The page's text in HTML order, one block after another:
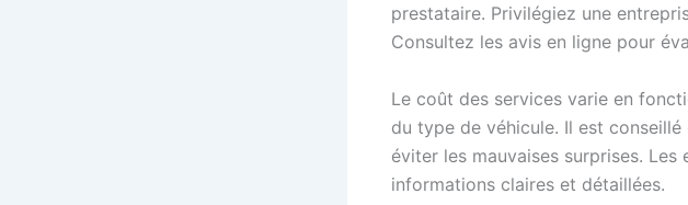
prestataire. Privilégiez une
Consultez les avis en ligne pour
Le coût des services varie en
du type de véhicule. Il est
éviter les mauvaises surprises.
informations claires et détaillées.